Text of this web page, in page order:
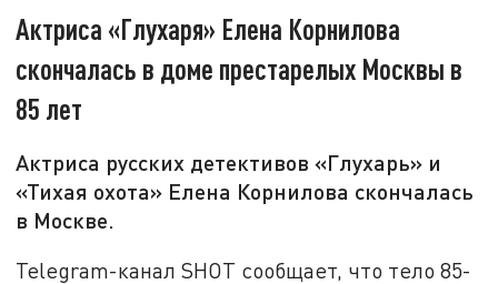
Актриса «Глухаря» Елена Корнилова
скончалась в доме престарелых Москвы в
85 лет
Актриса русских детективов «Глухарь» и
«Тихая охота» Елена Корнилова скончалась
в Москве.
Telegram-канал SHOT сообщает, что тело 85-